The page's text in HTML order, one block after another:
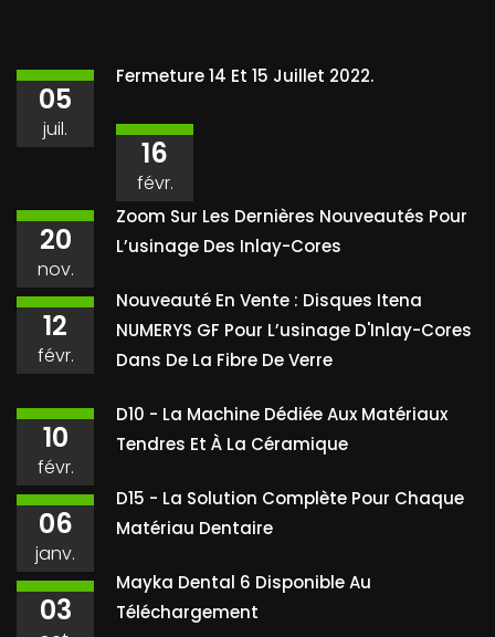
05
juil.
Fermeture 14 Et 15 Juillet 2022.
16
févr.
Zoom Sur Les Dernières Nouveautés Pour
L’usinage Des Inlay-Cores
20
nov.
Nouveauté En Vente : Disques Itena
NUMERYS GF Pour L’usinage D'Inlay-Cores
Dans De La Fibre De Verre
12
févr.
D10 - La Machine Dédiée Aux Matériaux
Tendres Et À La Céramique
10
févr.
D15 - La Solution Complète Pour Chaque
Matériau Dentaire
06
janv.
Mayka Dental 6 Disponible Au
Téléchargement
03